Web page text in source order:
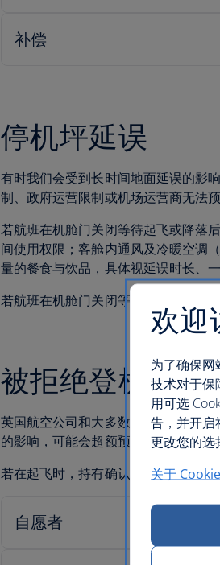
停机坪延误
有时我们会受到长时间地面延误的影
制、政府运营限制或机场运营商无法
若航班在机舱门关闭等待起飞或降落
间使用权限；客舱内通风及冷暖空调
量的餐食与饮品，具体视延误时长、
若航班在机舱门关闭等待起飞后或降
被拒绝登机
英国航空公司和大多数大型航空公司
的影响，可能会超额预订航班。
若在起飞时，持有确认预订的旅客人
欢迎
为了确保
技术对于保
用可选
告，并开启
更改您的选
关于